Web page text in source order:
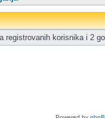
registrovanih korisnika i 2